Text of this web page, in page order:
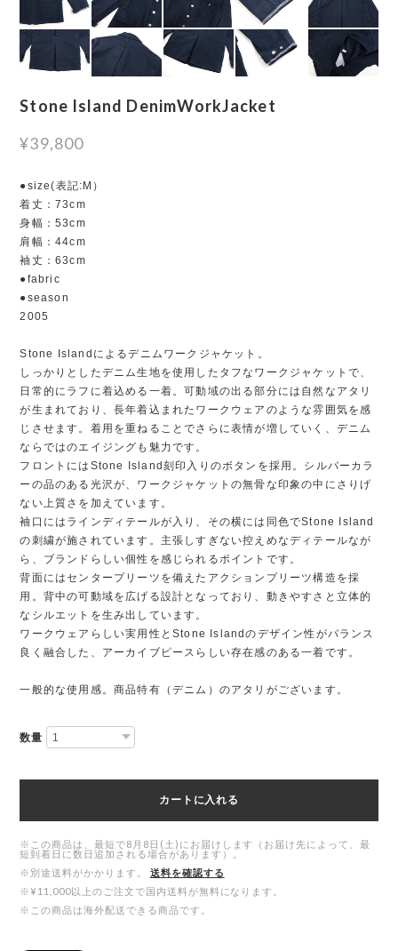
Stone Island DenimWorkJacket
¥39,800
●size(表記:M）
着丈：73cm
身幅：53cm
肩幅：44cm
袖丈：63cm
●fabric
●season
2005
Stone Islandによるデニムワークジャケット。
しっかりとしたデニム生地を使用したタフなワークジャケットで、
日常的にラフに着込める一着。可動域の出る部分には自然なアタリ
が生まれており、長年着込まれたワークウェアのような雰囲気を感
じさせます。着用を重ねることでさらに表情が増していく、デニム
ならではのエイジングも魅力です。
フロントにはStone Island刻印入りのボタンを採用。シルバーカラ
ーの品のある光沢が、ワークジャケットの無骨な印象の中にさりげ
ない上質さを加えています。
袖口にはラインディテールが入り、その横には同色でStone Island
の刺繍が施されています。主張しすぎない控えめなディテールなが
ら、ブランドらしい個性を感じられるポイントです。
背面にはセンタープリーツを備えたアクションプリーツ構造を採
用。背中の可動域を広げる設計となっており、動きやすさと立体的
なシルエットを生み出しています。
ワークウェアらしい実用性とStone Islandのデザイン性がバランス
良く融合した、アーカイブピースらしい存在感のある一着です。
一般的な使用感。商品特有（デニム）のアタリがございます。
数量
カートに入れる
※この商品は、最短で8月8日(土)にお届けします（お届け先によって、最
短到着日に数日追加される場合があります）。
※別途送料がかかります。
送料を確認する
※¥11,000以上のご注文で国内送料が無料になります。
※この商品は海外配送できる商品です。